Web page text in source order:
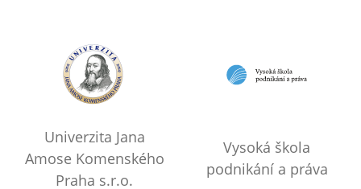
Univerzita Jana
Amose Komenského
Praha s.r.o.
Vysoká škola
podnikání a práva